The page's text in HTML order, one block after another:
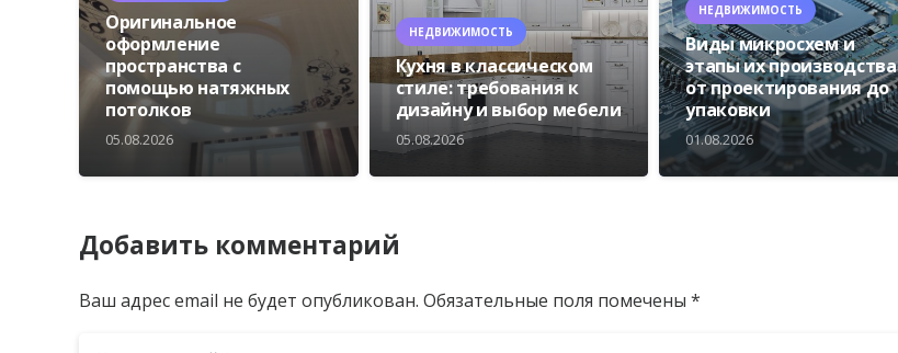
Оригинальное
оформление
пространства с
помощью натяжных
потолков
05.08.2026
НЕДВИЖИМОСТЬ
Кухня в классическом
стиле: требования к
дизайну и выбор мебели
05.08.2026
НЕДВИЖИМОСТЬ
Виды микросхем и
этапы их производства
от проектирования до
упаковки
01.08.2026
Добавить комментарий
Ваш адрес email не будет опубликован. Обязательные поля помечены *